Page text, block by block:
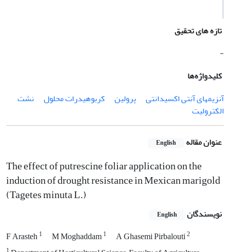
تازه های تحقیق
-
کلیدواژه‌ها
آنزیم‏های آنتی­ اکسیدانتی
پرولین کربوهیدرات محلول
نشت
الکترولیت
عنوان مقاله English
The effect of putrescine foliar application on the
induction of drought resistance in Mexican marigold
(Tagetes minuta L.)
نویسندگان English
F Arasteh1 M Moghaddam1 A Ghasemi Pirbalouti2